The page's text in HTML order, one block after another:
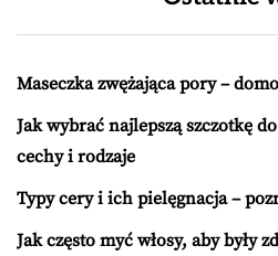
Maseczka zwężająca pory –
Jak wybrać najlepszą szczotkę
cechy i rodzaje
Typy cery i ich pielęgnacja –
Jak często myć włosy, aby były